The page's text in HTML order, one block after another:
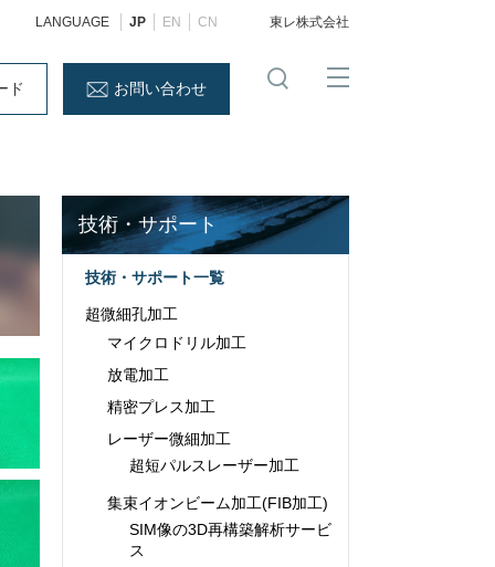
ド お問い合わせ
LANGUAGE JP EN CN 東レ株式会社
技術・サポート
技術・サポート一覧
超微細孔加工
マイクロドリル加工
放電加工
精密プレス加工
レーザー微細加工
超短パルスレーザー加工
集束イオンビーム加工(FIB加工)
SIM像の3D再構築解析サービ
ス